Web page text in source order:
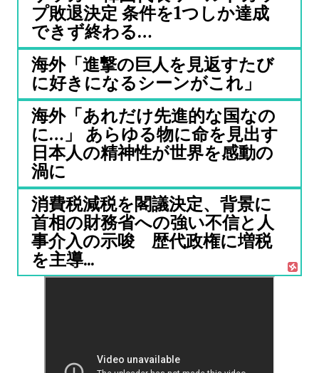
プ敗退決定 条件を1つしか達成
できず終わる…
海外「進撃の巨人を見返すたび
に好きになるシーンがこれ」
海外「あれだけ先進的な国なの
に…」 あらゆる物に命を見出す
日本人の精神性が世界を感動の
渦に
消費税減税を閣議決定、背景に
首相の財務省への強い不信と人
事介入の示唆 歴代政権に増税
を主導...